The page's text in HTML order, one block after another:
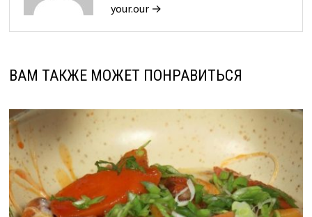
your.our →
ВАМ ТАКЖЕ МОЖЕТ ПОНРАВИТЬСЯ